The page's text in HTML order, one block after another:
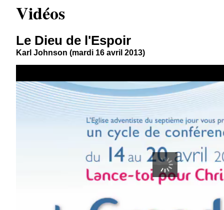
Vidéos
Le Dieu de l'Espoir
Karl Johnson (mardi 16 avril 2013)